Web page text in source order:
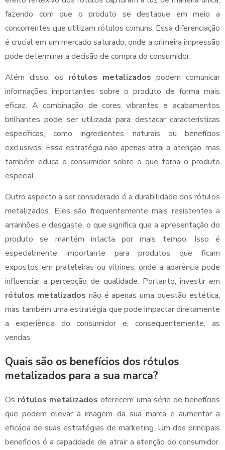
fazendo com que o produto se destaque em meio a
concorrentes que utilizam rótulos comuns. Essa diferenciação
é crucial em um mercado saturado, onde a primeira impressão
pode determinar a decisão de compra do consumidor.
Além disso, os rótulos metalizados podem comunicar
informações importantes sobre o produto de forma mais
eficaz. A combinação de cores vibrantes e acabamentos
brilhantes pode ser utilizada para destacar características
específicas, como ingredientes naturais ou benefícios
exclusivos. Essa estratégia não apenas atrai a atenção, mas
também educa o consumidor sobre o que torna o produto
especial.
Outro aspecto a ser considerado é a durabilidade dos rótulos
metalizados. Eles são frequentemente mais resistentes a
arranhões e desgaste, o que significa que a apresentação do
produto se mantém intacta por mais tempo. Isso é
especialmente importante para produtos que ficam
expostos em prateleiras ou vitrines, onde a aparência pode
influenciar a percepção de qualidade. Portanto, investir em
rótulos metalizados não é apenas uma questão estética,
mas também uma estratégia que pode impactar diretamente
a experiência do consumidor e, consequentemente, as
vendas.
Quais são os benefícios dos rótulos
metalizados para a sua marca?
Os rótulos metalizados oferecem uma série de benefícios
que podem elevar a imagem da sua marca e aumentar a
eficácia de suas estratégias de marketing. Um dos principais
benefícios é a capacidade de atrair a atenção do consumidor.